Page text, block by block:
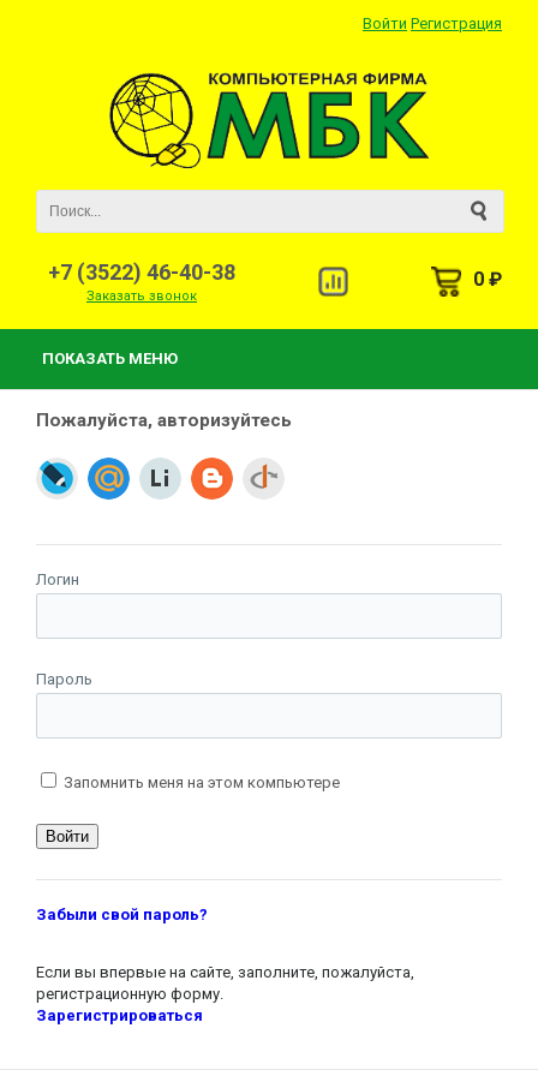
Войти Регистрация
+7 (3522) 46-40-38
Заказать звонок
0 ₽
ПОКАЗАТЬ МЕНЮ
Пожалуйста, авторизуйтесь
Логин
Пароль
Запомнить меня на этом компьютере
Забыли свой пароль?
Если вы впервые на сайте, заполните, пожалуйста,
регистрационную форму.
Зарегистрироваться